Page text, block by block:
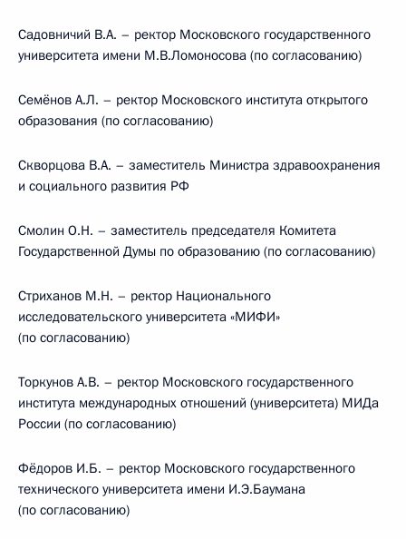
Садовничий В.А. – ректор Московского государственного
университета имени М.В.Ломоносова (по согласованию)
Семёнов А.Л. – ректор Московского института открытого
образования (по согласованию)
Скворцова В.А. – заместитель Министра здравоохранения
и социального развития РФ
Смолин О.Н. – заместитель председателя Комитета
Государственной Думы по образованию (по согласованию)
Стриханов М.Н. – ректор Национального
исследовательского университета «МИФИ»
(по согласованию)
Торкунов А.В. – ректор Московского государственного
института международных отношений (университета) МИДа
России (по согласованию)
Фёдоров И.Б. – ректор Московского государственного
технического университета имени И.Э.Баумана
(по согласованию)